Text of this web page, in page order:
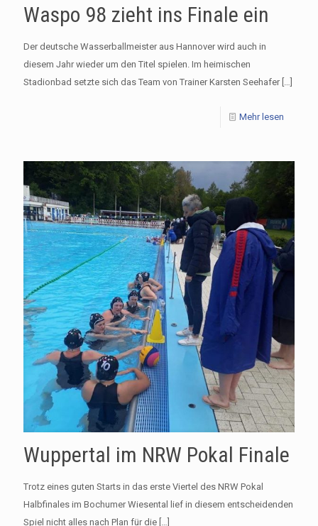
Waspo 98 zieht ins Finale ein
Der deutsche Wasserballmeister aus Hannover wird auch in
diesem Jahr wieder um den Titel spielen. Im heimischen
Stadionbad setzte sich das Team von Trainer Karsten Seehafer[…]
Mehr lesen
Wuppertal im NRW Pokal Finale
Trotz eines guten Starts in das erste Viertel des NRW Pokal
Halbfinales im Bochumer Wiesental lief in diesem entscheidenden
Spiel nicht alles nach Plan für die